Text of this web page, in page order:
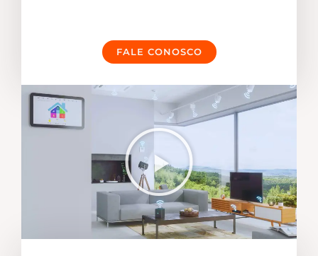
FALE CONOSCO